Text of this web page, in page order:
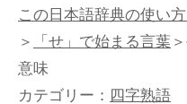
この日本語辞典の使い
＞「せ」で始まる言葉
意味
カテゴリー： 四字熟語